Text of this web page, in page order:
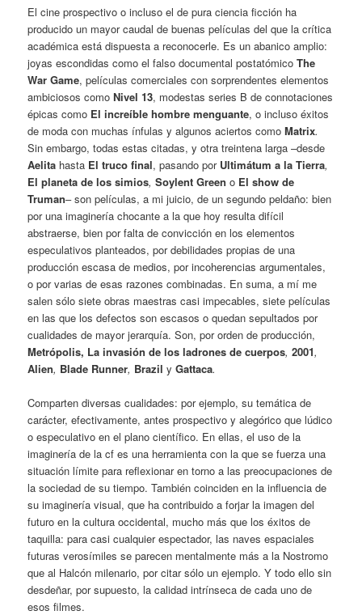
El cine prospectivo o incluso el de pura ciencia ficción ha
producido un mayor caudal de buenas películas del que la crítica
académica está dispuesta a reconocerle. Es un abanico amplio:
joyas escondidas como el falso documental postatómicoThe
War Game, películas comerciales con sorprendentes elementos
ambiciosos comoNivel 13, modestas series B de connotaciones
épicas como El increíble hombre menguante, o incluso éxitos
de moda con muchas ínfulas y algunos aciertos comoMatrix.
Sin embargo, todas estas citadas, y otra treintena larga –desde
Aelita hasta El truco final, pasando por Ultimátum a la Tierra,
El planeta de los simios,Soylent Green o El show de
Truman– son películas, a mi juicio, de un segundo peldaño: bien
por una imaginería chocante a la que hoy resulta difícil
abstraerse, bien por falta de convicción en los elementos
especulativos planteados, por debilidades propias de una
producción escasa de medios, por incoherencias argumentales,
o por varias de esas razones combinadas. En suma, a mí me
salen sólo siete obras maestras casi impecables, siete películas
en las que los defectos son escasos o quedan sepultados por
cualidades de mayor jerarquía. Son, por orden de producción,
Metrópolis, La invasión de los ladrones de cuerpos,2001,
Alien, Blade Runner, Brazil yGattaca.
Comparten diversas cualidades: por ejemplo, su temática de
carácter, efectivamente, antes prospectivo y alegórico que lúdico
o especulativo en el plano científico. En ellas, el uso de la
imaginería de la cf es una herramienta con la que se fuerza una
situación límite para reflexionar en torno a las preocupaciones de
la sociedad de su tiempo. También coinciden en la influencia de
su imaginería visual, que ha contribuido a forjar la imagen del
futuro en la cultura occidental, mucho más que los éxitos de
taquilla: para casi cualquier espectador, las naves espaciales
futuras verosímiles se parecen mentalmente más a la Nostromo
que al Halcón milenario, por citar sólo un ejemplo. Y todo ello sin
desdeñar, por supuesto, la calidad intrínseca de cada uno de
esos filmes.